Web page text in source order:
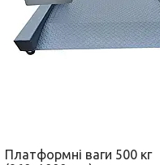
Платформні ваги 500 кг